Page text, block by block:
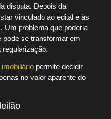
disputa. Depois da
vinculado ao edital e às
Um problema que poderia
pode se transformar em
regularização.
permite decidir
no valor aparente do